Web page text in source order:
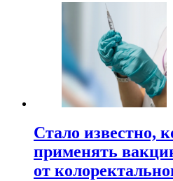
Стало известно,
применять
от